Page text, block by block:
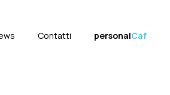
Contatti personalCaf